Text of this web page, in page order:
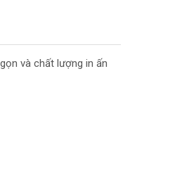
và chất lượng in ấn